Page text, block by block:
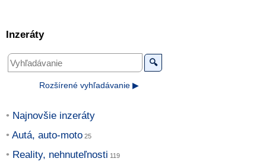
Inzeráty
🔍
Rozšírené vyhľadávanie ▶
Najnovšie inzeráty
Autá, auto-moto
Reality, nehnuteľnosti